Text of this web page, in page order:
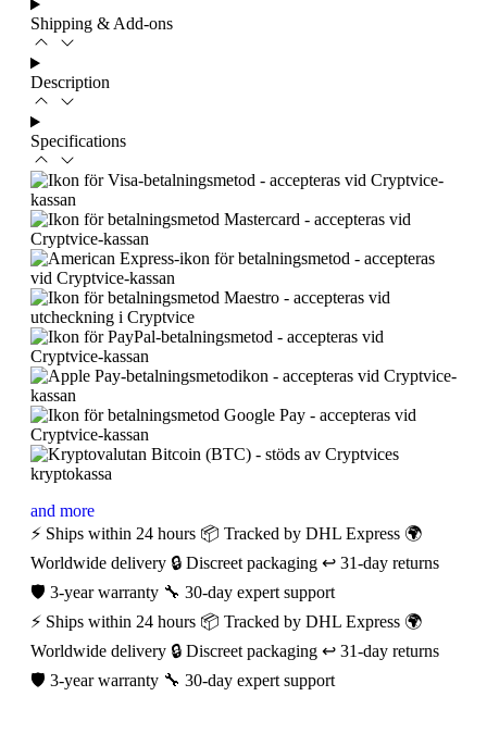
Shipping & Add-ons
Description
Specifications
and more
⚡ Ships within 24 hours 📦 Tracked by DHL Express 🌍
Worldwide delivery 🔒 Discreet packaging ↩️ 31-day returns
🛡️ 3-year warranty 🔧 30-day expert support
⚡ Ships within 24 hours 📦 Tracked by DHL Express 🌍
Worldwide delivery 🔒 Discreet packaging ↩️ 31-day returns
🛡️ 3-year warranty 🔧 30-day expert support